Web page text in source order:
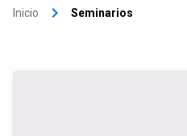
Inicio keyboard_arrow_right Seminarios